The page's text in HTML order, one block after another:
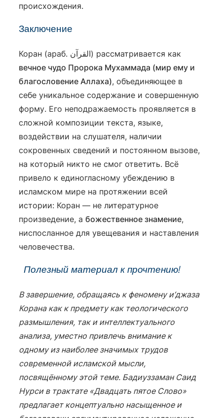
происхождения.
Заключение
Коран (араб. القرآن) рассматривается как
вечное чудо Пророка Мухаммада (мир ему и
благословение Аллаха), объединяющее в
себе уникальное содержание и совершенную
форму. Его неподражаемость проявляется в
сложной композиции текста, языке,
воздействии на слушателя, наличии
сокровенных сведений и постоянном вызове,
на который никто не смог ответить. Всё
привело к единогласному убеждению в
исламском мире на протяжении всей
истории: Коран — не литературное
произведение, а божественное знамение,
ниспосланное для увещевания и наставления
человечества.
Полезный материал к прочтению!
В завершение, обращаясь к феномену и‘джаза
Корана как к предмету как теологического
размышления, так и интеллектуального
анализа, уместно привлечь внимание к
одному из наиболее значимых трудов
современной исламской мысли,
посвящённому этой теме. Бадиуззаман Саид
Нурси в трактате «Двадцать пятое Слово»
предлагает концептуально насыщенное и